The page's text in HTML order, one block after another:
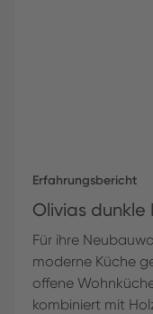
Erfahrungsbericht
Olivias dunkle
Für ihre
moderne Küche
offene
kombiniert mit